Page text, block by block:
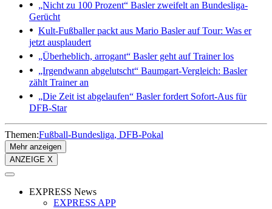
„Nicht zu 100 Prozent“ Basler zweifelt an Bundesliga-
Gerücht
Kult-Fußballer packt aus Mario Basler auf Tour: Was er
jetzt ausplaudert
„Überheblich, arrogant“ Basler geht auf Trainer los
„Irgendwann abgelutscht“ Baumgart-Vergleich: Basler
zählt Trainer an
„Die Zeit ist abgelaufen“ Basler fordert Sofort-Aus für
DFB-Star
Themen:Fußball-Bundesliga DFB-Pokal
Mehr anzeigen
ANZEIGE X
EXPRESS News
EXPRESS APP